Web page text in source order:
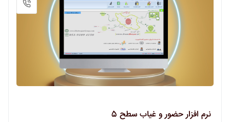
نرم افزار حضور و غیاب سطح 5